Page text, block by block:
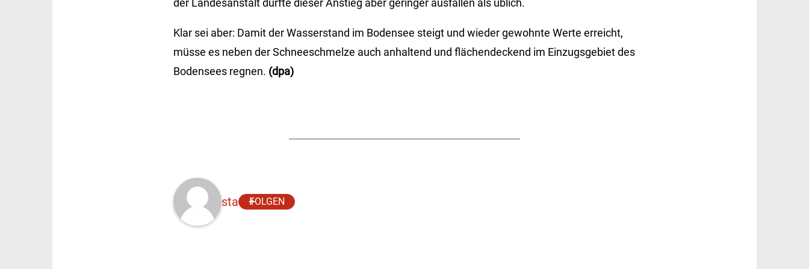
der Landesanstalt dürfte dieser Anstieg aber geringer ausfallen als üblich.
Klar sei aber: Damit der Wasserstand im Bodensee steigt und wieder gewohnte Werte erreicht,
müsse es neben der Schneeschmelze auch anhaltend und flächendeckend im Einzugsgebiet des
Bodensees regnen. (dpa)
sta FOLGEN